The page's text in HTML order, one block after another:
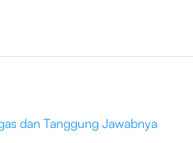
dan Tanggung Jawabnya